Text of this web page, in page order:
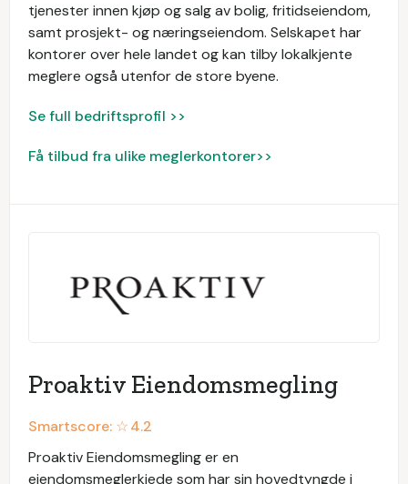
tjenester innen kjøp og salg av bolig, fritidseiendom,
samt prosjekt- og næringseiendom. Selskapet har
kontorer over hele landet og kan tilby lokalkjente
meglere også utenfor de store byene.
Se full bedriftsprofil >>
Få tilbud fra ulike meglerkontorer>>
Proaktiv Eiendomsmegling
Smartscore: ☆4.2
Proaktiv Eiendomsmegling er en
eiendomsmeglerkjede som har sin hovedtyngde i